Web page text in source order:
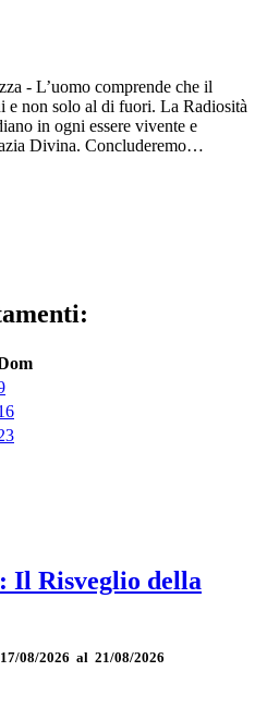
- L’uomo comprende che il
non solo al di fuori. La Radiosità
in ogni essere vivente e
Divina. Concluderemo…
Il Risveglio della
08/2026 al 21/08/2026